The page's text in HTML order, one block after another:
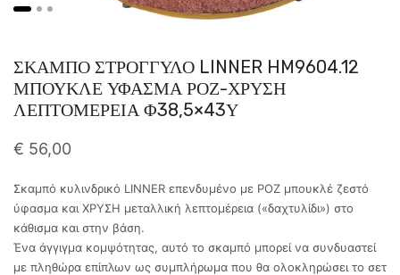
ΣΚΑΜΠΟ ΣΤΡΟΓΓΥΛΟ LINNER HM9604.12
ΜΠΟΥΚΛΕ ΥΦΑΣΜΑ ΡΟΖ-ΧΡΥΣΗ
ΛΕΠΤΟΜΕΡΕΙΑ Φ38,5×43Υ
€ 56,00
Σκαμπό κυλινδρικό LINNER επενδυμένο με ΡΟΖ μπουκλέ ζεστό
ύφασμα και ΧΡΥΣΗ μεταλλική λεπτομέρεια («δαχτυλίδι») στο
κάθισμα και στην βάση.
Ένα άγγιγμα κομψότητας, αυτό το σκαμπό μπορεί να συνδυαστεί
με πληθώρα επίπλων ως συμπλήρωμα που θα ολοκληρώσει το σετ